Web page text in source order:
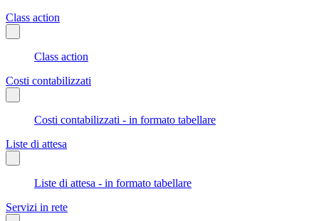
Class action
Class action
Costi contabilizzati
Costi contabilizzati - in formato tabellare
Liste di attesa
Liste di attesa - in formato tabellare
Servizi in rete